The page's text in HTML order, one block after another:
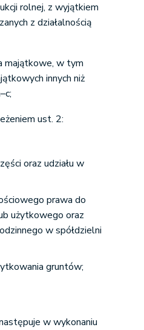
rolnej, z wyjątkiem
z działalnością
majątkowe, w tym
innych niż
ust. 2:
oraz udziału w
prawa do
użytkowego oraz
w spółdzielni
gruntów;
w wykonaniu